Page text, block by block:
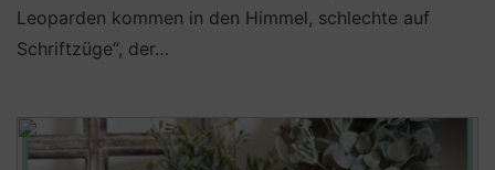
Leoparden kommen in den Himmel, schlechte auf
Schriftzüge“, der…